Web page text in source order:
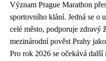
Význam Prague Marathon
sportovního klání. Jedná se o
celé město, podporuje zdravý
mezinárodní pověst Prahy
Pro rok 2026 se očekává